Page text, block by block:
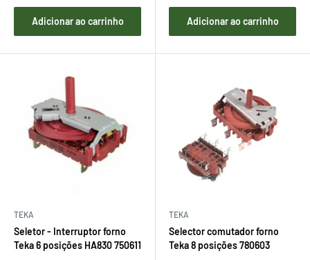
Adicionar ao carrinho Adicionar ao carrinho
TEKA
Seletor - Interruptor forno
Teka 6 posições HA830 750611
TEKA
Selector comutador forno
Teka 8 posições 780603